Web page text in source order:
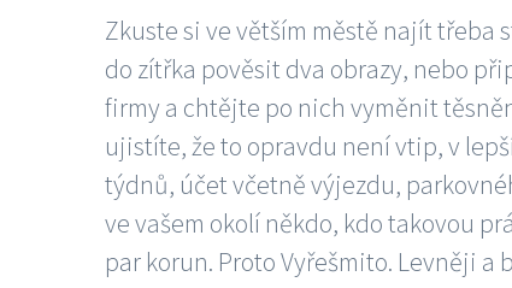
Zkuste si ve větším městě najít třeba
do zítřka pověsit dva obrazy, nebo
firmy a chtějte po nich vyměnit
ujistíte, že to opravdu není vtip, v
týdnů, účet včetně výjezdu,
ve vašem okolí někdo, kdo takovou
par korun. Proto Vyřešmito. Levněji a